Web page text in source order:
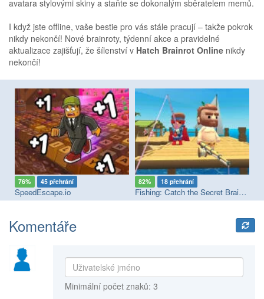
avatara stylovými skiny a staňte se dokonalým sběratelem memů.
I když jste offline, vaše bestie pro vás stále pracují – takže pokrok
nikdy nekončí! Nové brainroty, týdenní akce a pravidelné
aktualizace zajišťují, že šílenství v Hatch Brainrot Online nikdy
nekončí!
76% 45 přehrání
SpeedEscape.io
82% 18 přehrání
Fishing: Catch the Secret Brainrot
Komentáře
Minimální počet znaků: 3